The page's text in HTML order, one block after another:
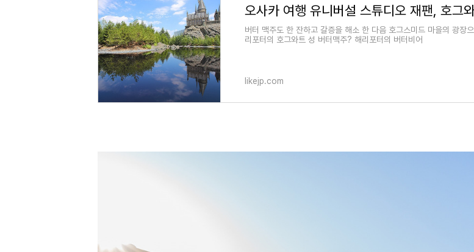
버터 맥주도 한 잔하고 갈증을 해소 한 다음 호그스미드 마을의 광장
리포터의 호그와트 성 버터맥주? 해리포터의 버터비어
likejp.com